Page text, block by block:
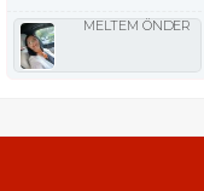
MELTEM ÖNDER